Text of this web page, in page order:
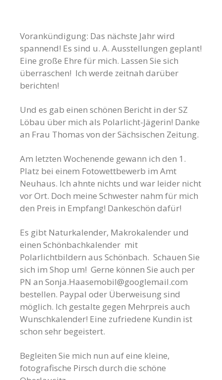
Vorankündigung: Das nächste Jahr wird
spannend! Es sind u. A. Ausstellungen geplant!
Eine große Ehre für mich. Lassen Sie sich
überraschen! Ich werde zeitnah darüber
berichten!
Und es gab einen schönen Bericht in der SZ
Löbau über mich als Polarlicht-Jägerin! Danke
an Frau Thomas von der Sächsischen Zeitung.
Am letzten Wochenende gewann ich den 1.
Platz bei einem Fotowettbewerb im Amt
Neuhaus. Ich ahnte nichts und war leider nicht
vor Ort. Doch meine Schwester nahm für mich
den Preis in Empfang! Dankeschön dafür!
Es gibt Naturkalender, Makrokalender und
einen Schönbachkalender mit
Polarlichtbildern aus Schönbach. Schauen Sie
sich im Shop um! Gerne können Sie auch per
PN an Sonja.Haasemobil@googlemail.com
bestellen. Paypal oder Überweisung sind
möglich. Ich gestalte gegen Mehrpreis auch
Wunschkalender! Eine zufriedene Kundin ist
schon sehr begeistert.
Begleiten Sie mich nun auf eine kleine,
fotografische Pirsch durch die schöne